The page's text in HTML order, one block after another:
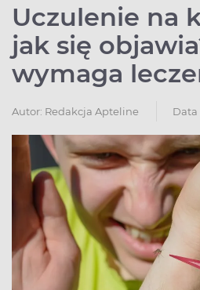
Uczulenie na
jak się
wymaga
Autor: Redakcja Apteline Data